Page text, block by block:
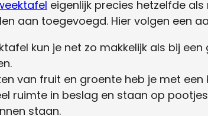
eigenlijk precies hetzelfde
aan toegevoegd. Hier volgen een
kun je net zo makkelijk als bij
van fruit en groente heb je met
ruimte in beslag en staan op
staan.